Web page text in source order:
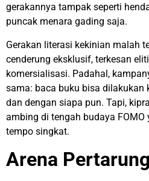
gerakannya tampak seperti
puncak menara gading saja.
Gerakan literasi kekinian malah
cenderung eksklusif, terkesan
komersialisasi. Padahal,
sama: baca buku bisa dilakukan
dan dengan siapa pun. Tapi,
ambing di tengah budaya
tempo singkat.
Arena